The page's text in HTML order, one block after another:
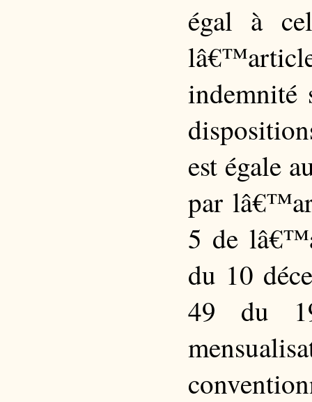
égal à
indemnité
est égale
par
5 de
du 10
49 du